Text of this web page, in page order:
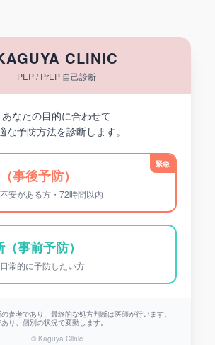
CLINIC
PEP / PrEP 自己診断
あなたの目的に合わせて
な予防方法を診断します。
緊急
事後予防）
安がある方・72時間以内
事前予防）
常的に予防したい方
参考であり、最終的な処方判断は医師が行います。
り、個別の状況で変動します。
© Kaguya Clinic